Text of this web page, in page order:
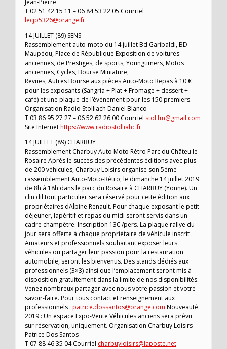
Jean-Pierre
T 02 51 42 15 11 – 06 84 53 22 05 Courriel
lecjp5326@orange.fr
14 JUILLET (89) SENS
Rassemblement auto-moto du 14 juillet Bd Garibaldi, BD
Maupéou, Place de République Exposition de voitures
anciennes, de Prestiges, de sports, Youngtimers, Motos
anciennes, Cycles, Bourse Miniature,
Revues, Autres Bourse aux pièces Auto-Moto Repas à 10 €
pour les exposants (Sangria + Plat + Fromage + dessert +
café) et une plaque de l’événement pour les 150 premiers.
Organisation Radio Stolliach Daniel Blanco
T 03 86 95 27 27 – 06 52 62 26 00 Courriel stol.fm@gmail.com
Site Internethttps://www.radiostolliahc.fr
14 JUILLET (89) CHARBUY
Rassemblement Charbuy Auto Moto Rétro Parc du Châteu le
Rosaire Après le succès des précédentes éditions avec plus
de 200 véhicules, Charbuy Loisirs organise son 5éme
rassemblement Auto-Moto-Rétro, le dimanche 14 juillet 2019
de 8h à 18h dans le parc du Rosaire à CHARBUY (Yonne). Un
clin dil tout particulier sera réservé pour cette édition aux
propriétaires dAlpine Renault. Pour chaque exposant le petit
déjeuner, lapéritif et repas du midi seront servis dans un
cadre champêtre. Inscription 13€ /pers. La plaque rallye du
jour sera offerte à chaque propriétaire de véhicule inscrit .
Amateurs et professionnels souhaitant exposer leurs
véhicules ou partager leur passion pour la restauration
automobile, seront les bienvenus. Des stands dédiés aux
professionnels (3×3) ainsi que l’emplacement seront mis à
disposition gratuitement dans la limite de nos disponibilités.
Venez nombreux partager avec nous votre passion et votre
savoir-faire. Pour tous contact et renseignement aux
professionnels : patrice.dossantos@orange.com Nouveauté
2019 : Un espace Expo-Vente Véhicules anciens sera prévu
sur réservation, uniquement. Organisation Charbuy Loisirs
Patrice Dos Santos
T 07 88 46 35 04 Courriel charbuyloisirs@laposte.net